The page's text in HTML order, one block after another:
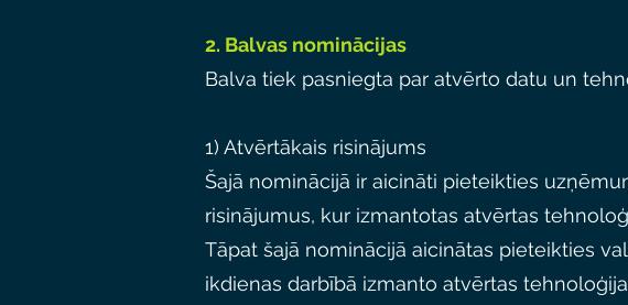
2. Balvas nominācijas
Balva tiek pasniegta par atvērto datu un
1) Atvērtākais risinājums
Šajā nominācijā ir aicināti pieteikties
risinājumus, kur izmantotas atvērtas
Tāpat šajā nominācijā aicinātas pieteikties
ikdienas darbībā izmanto atvērtas